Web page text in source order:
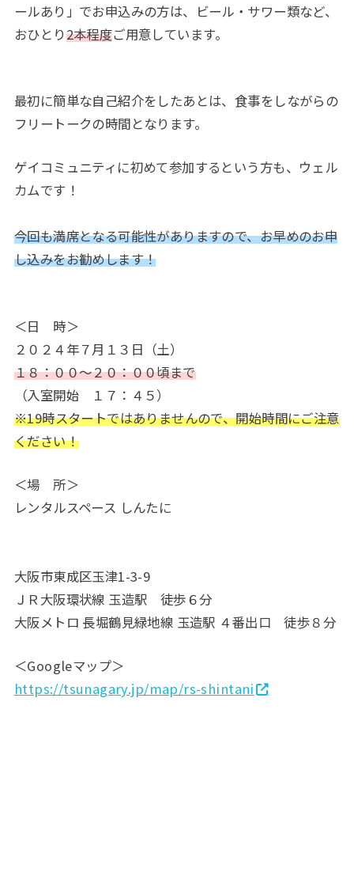
ールあり」でお申込みの方は、ビール・サワー類など、
おひとり2本程度ご用意しています。
最初に簡単な自己紹介をしたあとは、食事をしながらの
フリートークの時間となります。
ゲイコミュニティに初めて参加するという方も、ウェル
カムです！
今回も満席となる可能性がありますので、お早めのお申
し込みをお勧めします！
＜日 時＞
２０２４年７月１３日（土）
１８：００～２０：００頃まで
（入室開始 １７：４５）
※19時スタートではありませんので、開始時間にご注意
ください！
＜場 所＞
レンタルスペース しんたに
大阪市東成区玉津1-3-9
ＪＲ大阪環状線 玉造駅 徒歩６分
大阪メトロ 長堀鶴見緑地線 玉造駅 ４番出口 徒歩８分
＜Googleマップ＞
https://tsunagary.jp/map/rs-shintani